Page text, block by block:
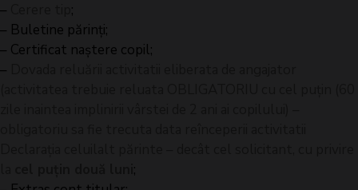
–
;
– Buletine părinți;
– Certificat naștere copil;
–
;